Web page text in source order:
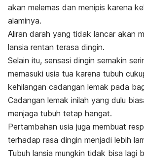
akan melemas dan menipis karena
alaminya.
Aliran darah yang tidak lancar akan
lansia rentan terasa dingin.
Selain itu, sensasi dingin semakin
memasuki usia tua karena tubuh
kehilangan cadangan lemak pada
Cadangan lemak inilah yang dulu
menjaga tubuh tetap hangat.
Pertambahan usia juga membuat
terhadap rasa dingin menjadi lebih
Tubuh lansia mungkin tidak bisa lagi